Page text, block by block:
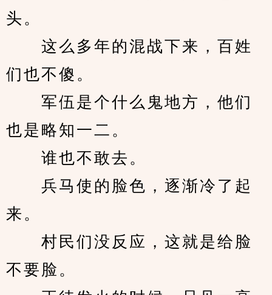
头。
这么多年的混战下来，百姓
们也不傻。
军伍是个什么鬼地方，他们
也是略知一二。
谁也不敢去。
兵马使的脸色，逐渐冷了起
来。
村民们没反应，这就是给脸
不要脸。